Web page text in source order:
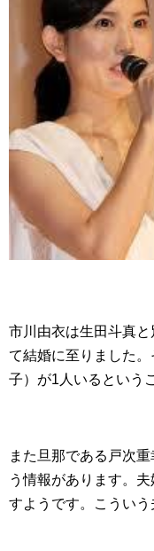
市川由衣は生田斗真
て結婚に至りました
子）が1人いるという
また旦那である戸次
う情報があります。
すようです。こういう